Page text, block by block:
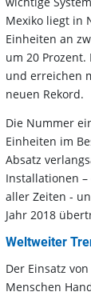
Mexiko liegt in
Einheiten an
um 20
und erreichen
neuen Rekord.
Die Nummer
Einheiten im
Absatz
Installationen
aller Zeiten -
Jahr 2018
Weltweiter
Der Einsatz
Menschen